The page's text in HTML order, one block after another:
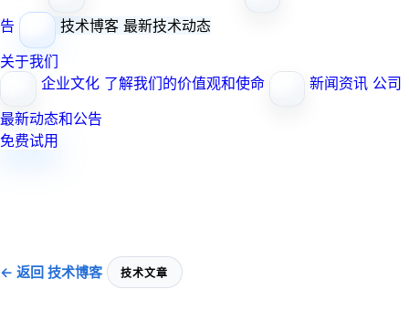
告
技术博客 最新技术动态
关于我们
企业文化 了解我们的价值观和使命 新闻资讯 公司
最新动态和公告
免费试用
← 返回 技术博客 技术文章